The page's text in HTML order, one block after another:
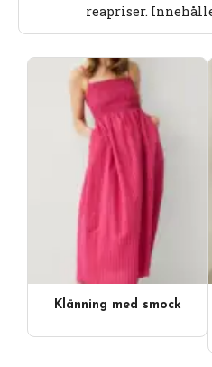
reapriser.
Klänning med smock